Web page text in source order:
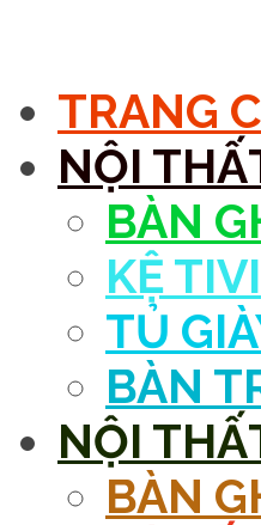
TRANG
NỘI
BÀN
KỆ TIVI
TỦ
BÀN
NỘI
BÀN